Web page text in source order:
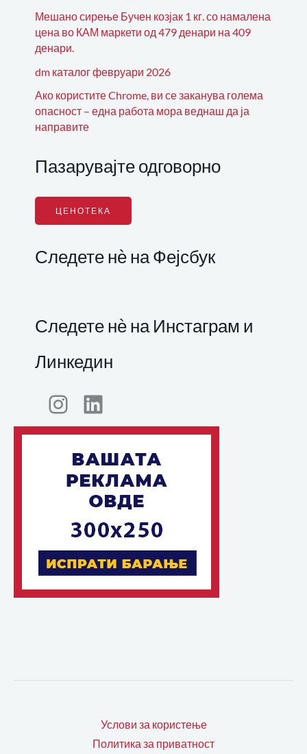
Мешано сирење Бучен козјак 1 кг. со намалена
цена во КАМ маркети од 479 денари на 409
денари.
dm каталог февруари 2026
Ако користите Chrome, ви се заканува голема
опасност – една работа мора веднаш да ја
направите
Пазарувајте одговорно
ЦЕНОТЕКА
Следете нѐ на Фејсбук
Следете нѐ на Инстаграм и
Линкедин
Услови за користење
Политика за приватност